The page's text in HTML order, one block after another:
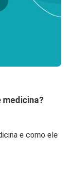
e como ele